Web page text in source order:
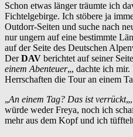
Schon etwas länger träumte ich
Fichtelgebirge. Ich stöbere ja
Outdorr-Seiten und suche nach
nur ungern auf eine bestimmte
auf der Seite des Deutschen
DerDAV berichtet auf seiner
einem Abenteuer„, dachte ich mir.
Herrschaften die Tour an einem
„An einem Tag? Das ist verrückt
würde weder Freya, noch ich
mehr aus dem Kopf und ich